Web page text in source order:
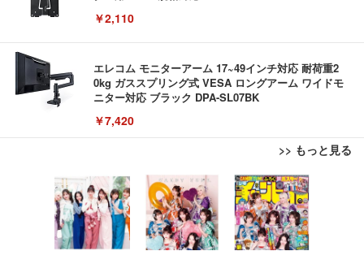
￥2,110
エレコム モニターアーム 17~49インチ対応 耐荷重2
0kg ガススプリング式 VESA ロングアーム ワイドモ
ニター対応 ブラック DPA-SL07BK
￥7,420
>> もっと見る
USB から RJ45 延長ケーブルイーサネットエクステ
ンダー USB 延長 50 メートル距離 RJ45 Cat5e / 6 ケ
ーブル LAN アダプタオーバーリピータイーサネット
￥847
AOUTNアクションカメラ メガネカメラ 2 7K Wi Fi
対応 一人称視点撮影 ブラック 眼鏡装着型 液晶画面
付き サイクリング用 | 広角レンズ搭載 軽量設計 簡
単装着 長時間記録対応 液晶画面搭載 広角撮影対応
軽量ボディ設計 録音機能対応 着脱しやすい構造 旅
行記録にも使いやすい (S111 ブラック + イヤーフッ
￥8,999
【Amazon.co.jp限定】REGZA レグザ テレビ 32V3
5N(A) (32インチ / ハイビジョン/液晶/Airplay/ネット
動画対応)
￥39,800